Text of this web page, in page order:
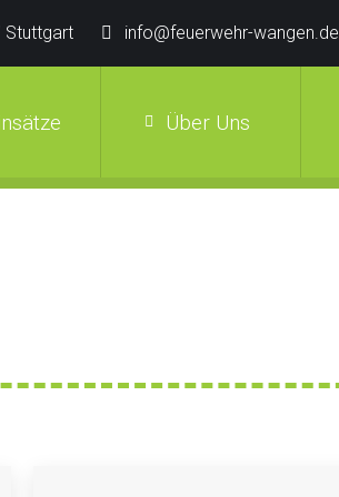
Stuttgart info@feuerwehr-wangen.de
Über Uns